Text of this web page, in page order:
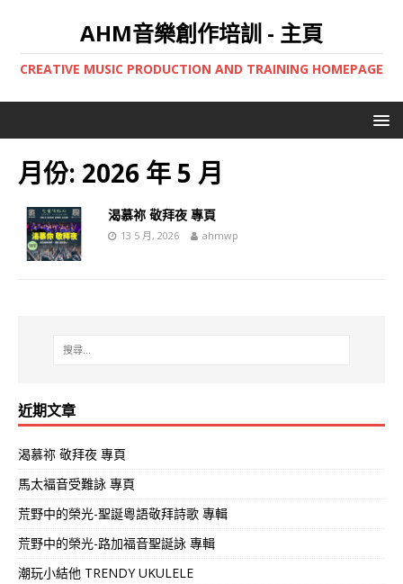
AHM音樂創作培訓 - 主頁
CREATIVE MUSIC PRODUCTION AND TRAINING HOMEPAGE
月份: 2026 年 5 月
渴慕祢 敬拜夜 專頁
13 5 月, 2026 ahmwp
近期文章
渴慕祢 敬拜夜 專頁
馬太褔音受難詠 專頁
荒野中的榮光-聖誕粵語敬拜詩歌 專輯
荒野中的榮光-路加福音聖誕詠 專輯
潮玩小結他 TRENDY UKULELE